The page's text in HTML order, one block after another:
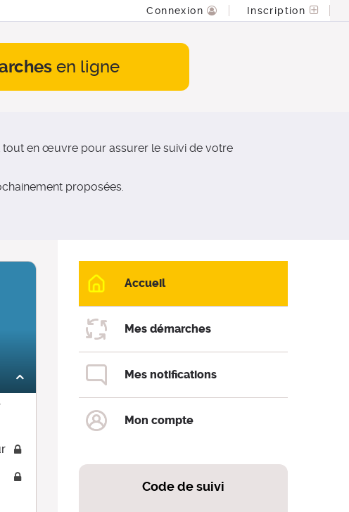
Connexion Inscription
en ligne
en œuvre pour assurer le suivi de votre
proposées.
Accueil
Mes démarches
Mes notifications
Mon compte
Code de suivi